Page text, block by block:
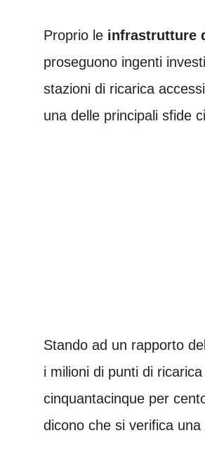
Proprio le infrastrutture
proseguono ingenti
stazioni di ricarica
una delle principali sfide
Stando ad un rapporto
i milioni di punti di
cinquantacinque per
dicono che si verifica